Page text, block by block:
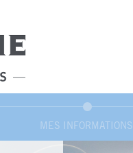
MES INFORMATIONS